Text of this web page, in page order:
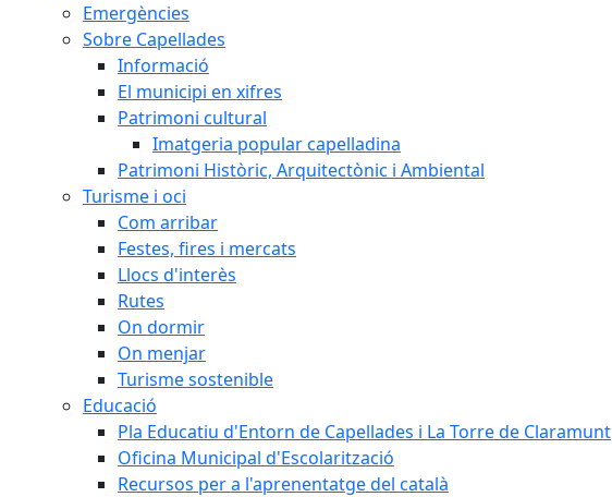
Emergències
Sobre Capellades
Informació
El municipi en xifres
Patrimoni cultural
Imatgeria popular capelladina
Patrimoni Històric, Arquitectònic i Ambiental
Turisme i oci
Com arribar
Festes, fires i mercats
Llocs d'interès
Rutes
On dormir
On menjar
Turisme sostenible
Educació
Pla Educatiu d'Entorn de Capellades i La Torre de Claramunt
Oficina Municipal d'Escolarització
Recursos per a l'aprenentatge del català